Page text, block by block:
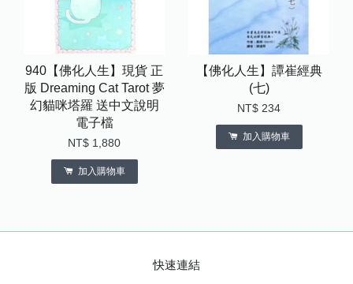
940【佛化人生】現貨 正
版 Dreaming Cat Tarot 夢
幻貓咪塔羅 送中文說明
電子檔
NT$ 1,880
加入購物車
【佛化人生】譚崔經典
(七)
NT$ 234
加入購物車
快速連結